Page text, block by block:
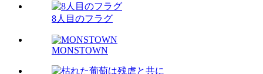
8人目のフラグ
MONSTOWN